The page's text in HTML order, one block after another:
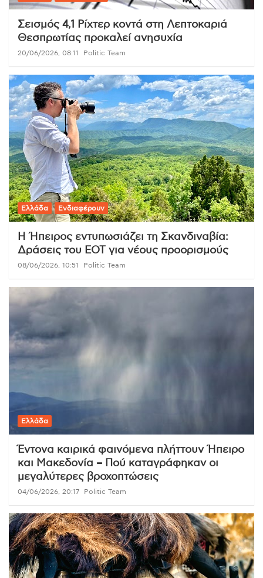
Σεισμός 4,1 Ρίχτερ κοντά στη Λεπτοκαριά
Θεσπρωτίας προκαλεί ανησυχία
20/06/2026, 08:11 Politic Team
Ελλάδα Ενδιαφέρουν
Η Ήπειρος εντυπωσιάζει τη Σκανδιναβία:
Δράσεις του ΕΟΤ για νέους προορισμούς
08/06/2026, 10:51 Politic Team
Ελλάδα
Έντονα καιρικά φαινόμενα πλήττουν Ήπειρο
και Μακεδονία – Πού καταγράφηκαν οι
μεγαλύτερες βροχοπτώσεις
04/06/2026, 20:17 Politic Team